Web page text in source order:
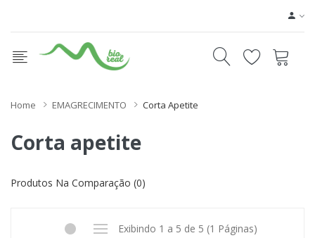
Home EMAGRECIMENTO Corta Apetite
Corta apetite
Produtos Na Comparação (0)
Exibindo 1 a 5 de 5 (1 Páginas)